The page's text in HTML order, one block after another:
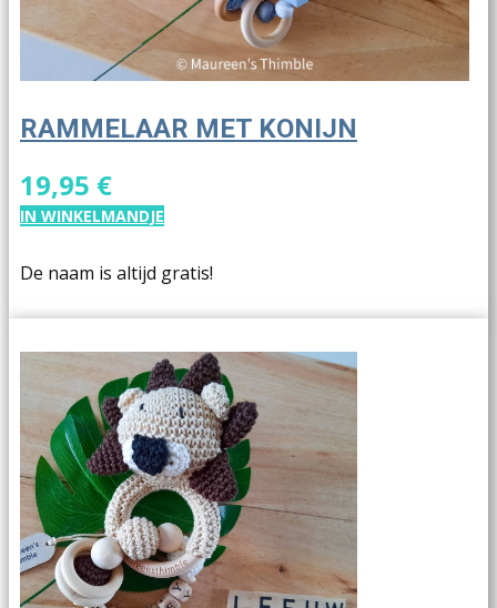
RAMMELAAR MET KONIJN
19,95 €
IN WINKELMANDJE
De naam is altijd gratis!